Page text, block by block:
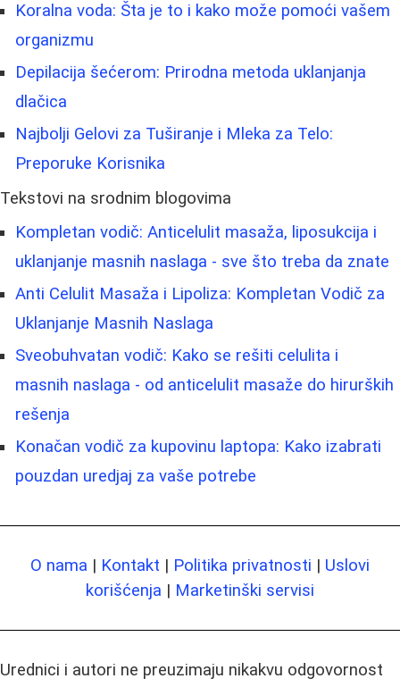
Koralna voda: Šta je to i kako može pomoći vašem
organizmu
Depilacija šećerom: Prirodna metoda uklanjanja
dlačica
Najbolji Gelovi za Tuširanje i Mleka za Telo:
Preporuke Korisnika
Tekstovi na srodnim blogovima
Kompletan vodič: Anticelulit masaža, liposukcija i
uklanjanje masnih naslaga - sve što treba da znate
Anti Celulit Masaža i Lipoliza: Kompletan Vodič za
Uklanjanje Masnih Naslaga
Sveobuhvatan vodič: Kako se rešiti celulita i
masnih naslaga - od anticelulit masaže do hirurških
rešenja
Konačan vodič za kupovinu laptopa: Kako izabrati
pouzdan uredjaj za vaše potrebe
O nama | Kontakt | Politika privatnosti | Uslovi
korišćenja | Marketinški servisi
Urednici i autori ne preuzimaju nikakvu odgovornost